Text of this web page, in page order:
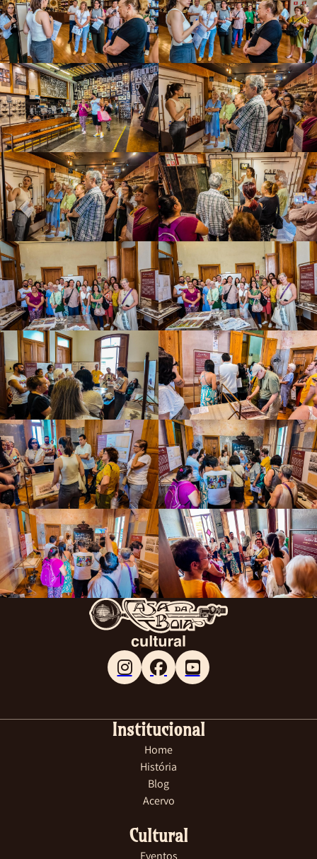
Follow me on Facebook
Follow me on X
Follow me on LinkedIn
Institucional
Home
História
Blog
Acervo
Cultural
Eventos